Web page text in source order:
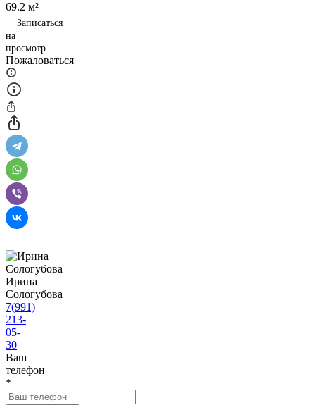
69.2 м²
Записаться
на
просмотр
Пожаловаться
Ирина
Сологубова
7(991)
213-
05-
30
Ваш
телефон
*